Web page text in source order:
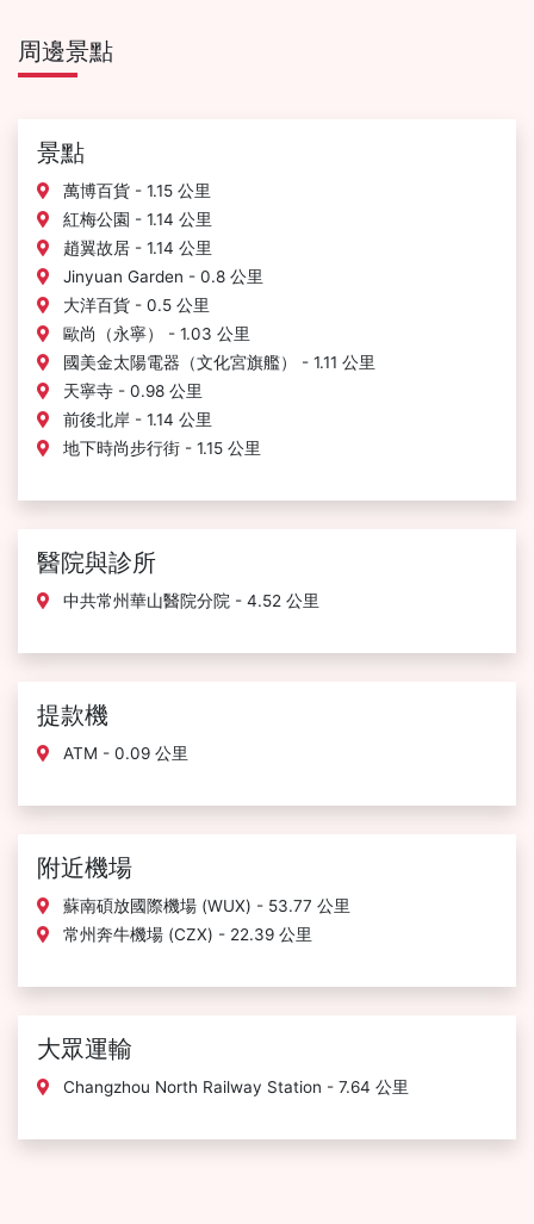
周邊景點
景點
萬博百貨 - 1.15 公里
紅梅公園 - 1.14 公里
趙翼故居 - 1.14 公里
Jinyuan Garden - 0.8 公里
大洋百貨 - 0.5 公里
歐尚（永寧） - 1.03 公里
國美金太陽電器（文化宮旗艦） - 1.11 公里
天寧寺 - 0.98 公里
前後北岸 - 1.14 公里
地下時尚步行街 - 1.15 公里
醫院與診所
中共常州華山醫院分院 - 4.52 公里
提款機
ATM - 0.09 公里
附近機場
蘇南碩放國際機場 (WUX) - 53.77 公里
常州奔牛機場 (CZX) - 22.39 公里
大眾運輸
Changzhou North Railway Station - 7.64 公里